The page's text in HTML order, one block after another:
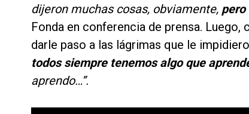
dijeron muchas cosas, obviamente, pero
Fonda en conferencia de prensa.
darle paso a las lágrimas que le
todos siempre tenemos algo que
aprendo…”.